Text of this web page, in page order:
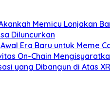
Memicu Lonjakan
Diluncurkan
Era Baru untuk Meme
On-Chain
yang Dibangun di Atas